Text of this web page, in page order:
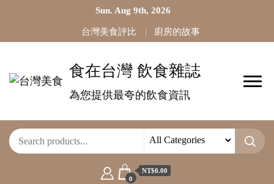
Sun. Aug 9th, 2026
台灣美食評比 廚房的故事
食在台灣 飲食雜誌
為您提供最夸的飲食資訊
0
NT$0.00